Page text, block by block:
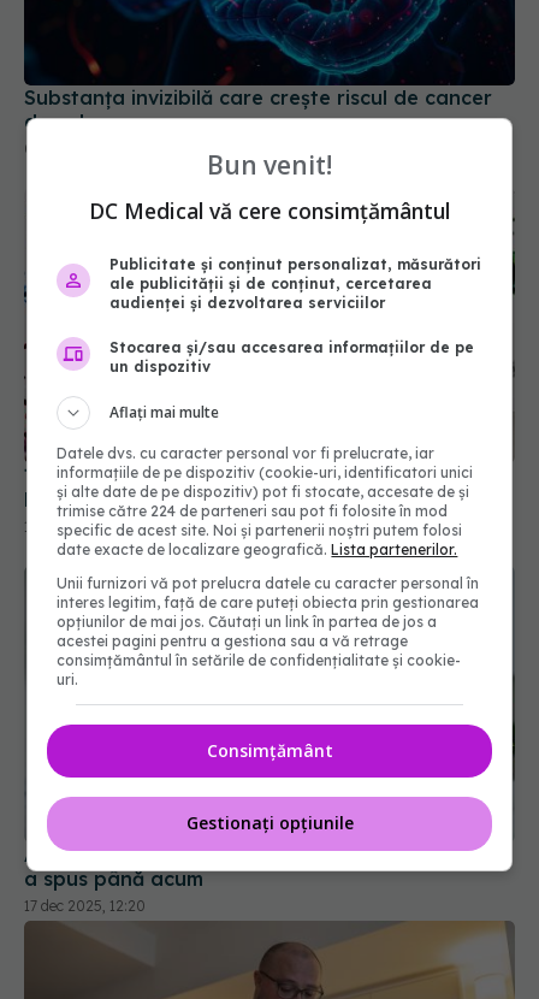
Substanța invizibilă care crește riscul de cancer
de colon
07 mar 2026, 14:27
Țoți ne temem de un sistem imunitar slab, dar ce
boală poți face când e prea agresiv?
13 iun 2026, 09:20
Adevărul despre sensibilitatea la gluten. Ce nu s-
a spus până acum
17 dec 2025, 12:20
Bun venit!
DC Medical vă cere consimțământul
Publicitate și conținut personalizat, măsurători
ale publicității și de conținut, cercetarea
audienței și dezvoltarea serviciilor
Stocarea și/sau accesarea informațiilor de pe
un dispozitiv
Aflați mai multe
Datele dvs. cu caracter personal vor fi prelucrate, iar
informațiile de pe dispozitiv (cookie-uri, identificatori unici
și alte date de pe dispozitiv) pot fi stocate, accesate de și
trimise către 224 de parteneri sau pot fi folosite în mod
specific de acest site. Noi și partenerii noștri putem folosi
date exacte de localizare geografică.Lista partenerilor.
Unii furnizori vă pot prelucra datele cu caracter personal în
interes legitim, față de care puteți obiecta prin gestionarea
opțiunilor de mai jos. Căutați un link în partea de jos a
acestei pagini pentru a gestiona sau a vă retrage
consimțământul în setările de confidențialitate și cookie-
uri.
Consimțământ
Gestionați opțiunile